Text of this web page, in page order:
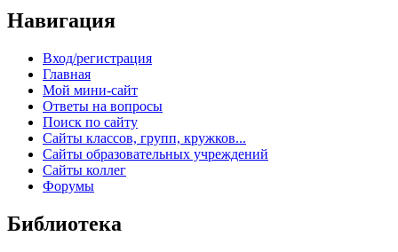
Навигация
Вход/регистрация
Главная
Мой мини-сайт
Ответы на вопросы
Поиск по сайту
Сайты классов, групп, кружков...
Сайты образовательных учреждений
Сайты коллег
Форумы
Библиотека